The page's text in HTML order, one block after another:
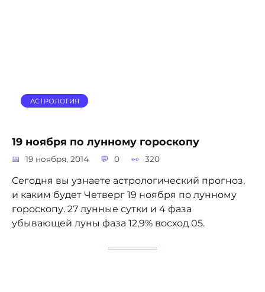
АСТРОЛОГИЯ
19 ноября по лунному гороскопу
19 ноября, 2014 0 320
Сегодня вы узнаете астрологический прогноз,
и каким будет Четверг 19 ноября по лунному
гороскопу. 27 лунные сутки и 4 фаза
убывающей луны фаза 12,9% восход 05.